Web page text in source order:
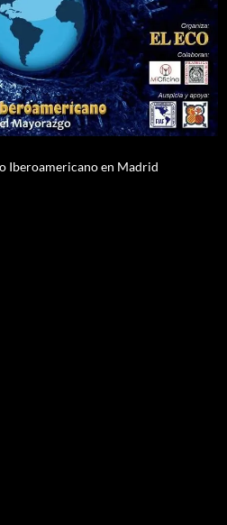
Iberoamericano en Madrid